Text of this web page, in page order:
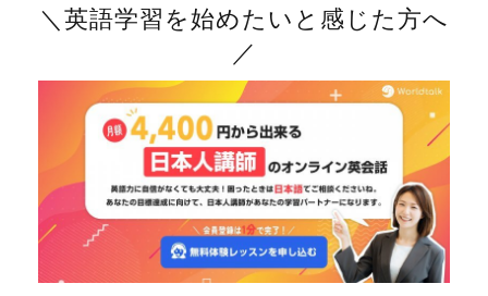
＼英語学習を始めたいと感じた方へ
／